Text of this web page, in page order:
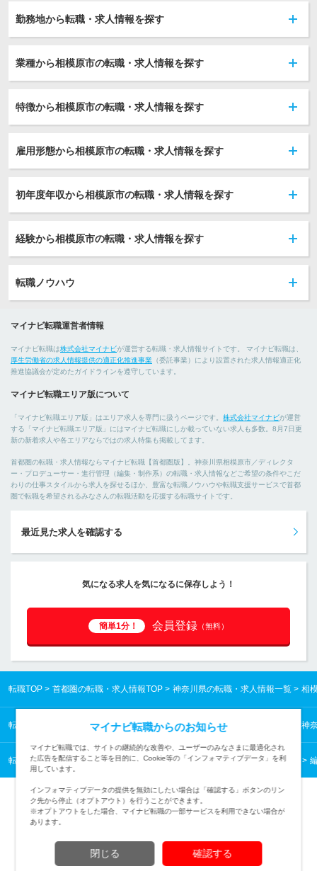
勤務地から転職・求人情報を探す
業種から相模原市の転職・求人情報を探す
特徴から相模原市の転職・求人情報を探す
雇用形態から相模原市の転職・求人情報を探す
初年度年収から相模原市の転職・求人情報を探す
経験から相模原市の転職・求人情報を探す
転職ノウハウ
マイナビ転職運営者情報
マイナビ転職は株式会社マイナビが運営する転職・求人情報サイトです。 マイナビ転職は、
厚生労働省の求人情報提供の適正化推進事業 （委託事業）により設置された求人情報適正化
推進協議会が定めたガイドラインを遵守しています。
マイナビ転職エリア版について
「マイナビ転職エリア版」はエリア求人を専門に扱うページです。 株式会社マイナビが運営
する「マイナビ転職エリア版」にはマイナビ転職にしか載っていない求人も多数。8月7日更
新の新着求人や各エリアならではの求人特集も掲載してます。
首都圏の転職・求人情報ならマイナビ転職【首都圏版】。神奈川県相模原市／ディレクタ
ー・プロデューサー・進行管理（編集・制作系）の転職・求人情報などご希望の条件やこだ
わりの仕事スタイルから求人を探せるほか、豊富な転職ノウハウや転職支援サービスで首都
圏で転職を希望されるみなさんの転職活動を応援する転職サイトです。
最近見た求人を確認する
気になる求人を気になるに保存しよう！
簡単1分！ 会員登録 （無料）
転職TOP 首都圏の転職・求人情報TOP 神奈川県の転職・求人情報一覧 相
転職TOP 首都圏の転職・求人情報TOP 神奈川県の転職・求人情報一覧 神
転職TOP クリエイティブから探す クリエイティブの転職・求人情報一覧
(c) Mynavi Corporation
マイナビ転職からのお知らせ
マイナビ転職では、サイトの継続的な改善や、ユーザーのみなさまに最適化され
た広告を配信すること等を目的に、Cookie等の「インフォマティブデータ」を利
用しています。
インフォマティブデータの提供を無効にしたい場合は「確認する」ボタンのリン
ク先から停止（オプトアウト）を行うことができます。
※オプトアウトをした場合、マイナビ転職の一部サービスを利用できない場合が
あります。
閉じる 確認する